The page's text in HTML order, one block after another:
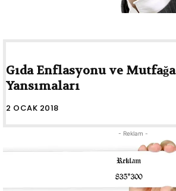
Gıda Enflasyonu ve Mutfağa
Yansımaları
2 OCAK 2018
- Reklam -